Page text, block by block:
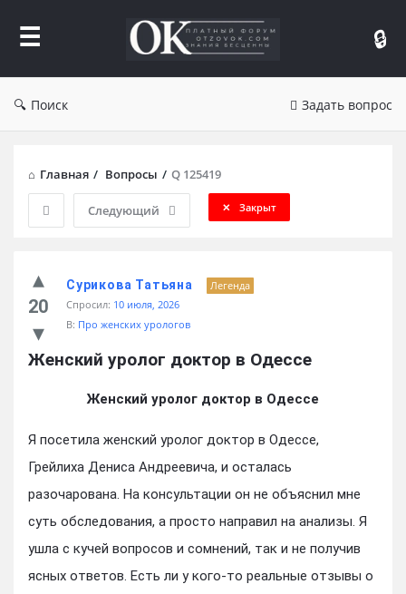
Отзывы
Поиск Задать вопрос
Главная / Вопросы / Q 125419
Следующий Закрыт
20
Сурикова Татьяна
Легенда
Спросил: 10 июля, 2026
В: Про женских урологов
Женский уролог доктор в Одессе
Женский уролог доктор в Одессе
Я посетила женский уролог доктор в Одессе,
Грейлиха Дениса Андреевича, и осталась
разочарована. На консультации он не объяснил мне
суть обследования, а просто направил на анализы. Я
ушла с кучей вопросов и сомнений, так и не получив
ясных ответов. Есть ли у кого-то реальные отзывы о